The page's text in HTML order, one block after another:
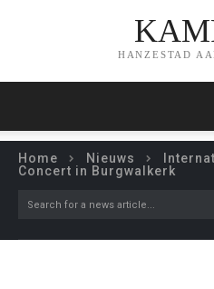
HANZESTAD
Home Nieuws
Concert in Burgwalkerk
Search for a news article...